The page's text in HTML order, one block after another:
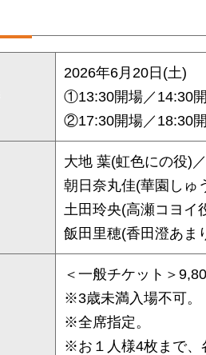
2026年6⽉20⽇(土)
①13:30開場／14:30
②17:30開場／18:30
大地 葉(虹色にの役)
朝日奈丸佳(華園しゅ
土田玲央(高瀬コヨイ
飯田里穂(香田澄あま
＜一般チケット＞
※3歳未満入場不可。
※全席指定。
※お１人様4枚まで、